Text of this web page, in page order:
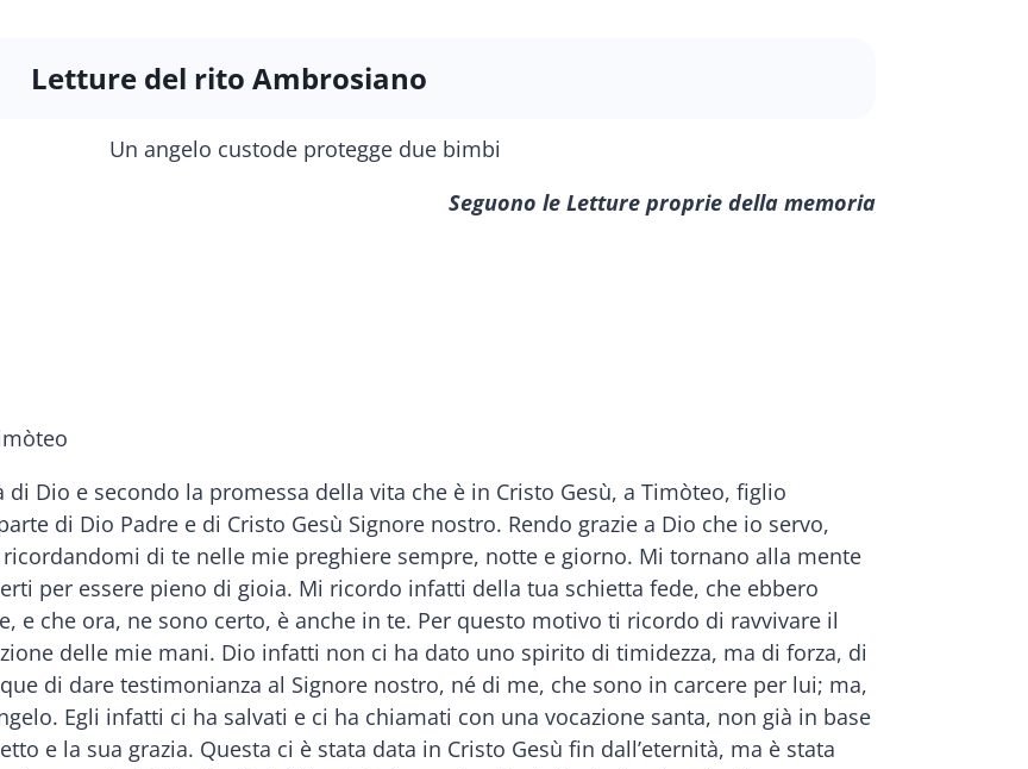
Letture del rito Ambrosiano
Seguono le Letture proprie della memoria
Dio e secondo la promessa della vita che è in Cristo Gesù, a Timòteo, figlio
di Dio Padre e di Cristo Gesù Signore nostro. Rendo grazie a Dio che io servo,
di te nelle mie preghiere sempre, notte e giorno. Mi tornano alla mente
per essere pieno di gioia. Mi ricordo infatti della tua schietta fede, che ebbero
e che ora, ne sono certo, è anche in te. Per questo motivo ti ricordo di ravvivare il
delle mie mani. Dio infatti non ci ha dato uno spirito di timidezza, ma di forza, di
di dare testimonianza al Signore nostro, né di me, che sono in carcere per lui; ma,
Egli infatti ci ha salvati e ci ha chiamati con una vocazione santa, non già in base
e la sua grazia. Questa ci è stata data in Cristo Gesù fin dall’eternità, ma è stata